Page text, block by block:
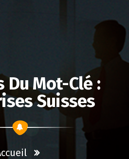
Du Mot-Clé :
Suisses